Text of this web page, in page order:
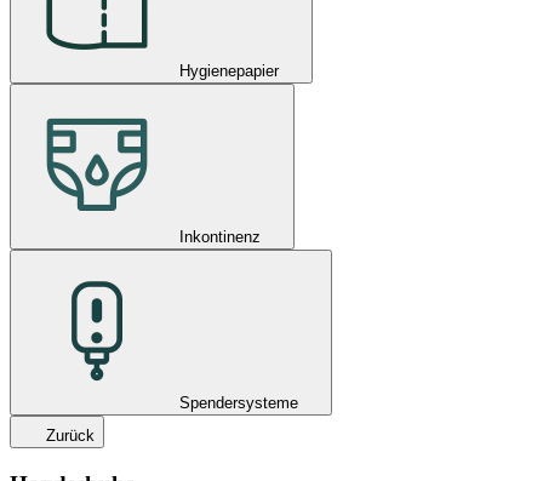
Hygienepapier
Inkontinenz
Spendersysteme
Zurück